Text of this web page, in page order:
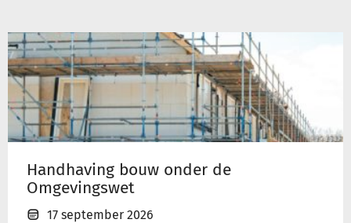
Handhaving bouw onder de
Omgevingswet
17 september 2026
Handhaving
bouw
onder
de
Omgevingswet